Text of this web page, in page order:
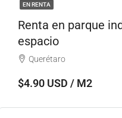
EN RENTA
Renta en parque
espacio
Querétaro
$4.90 USD / M2